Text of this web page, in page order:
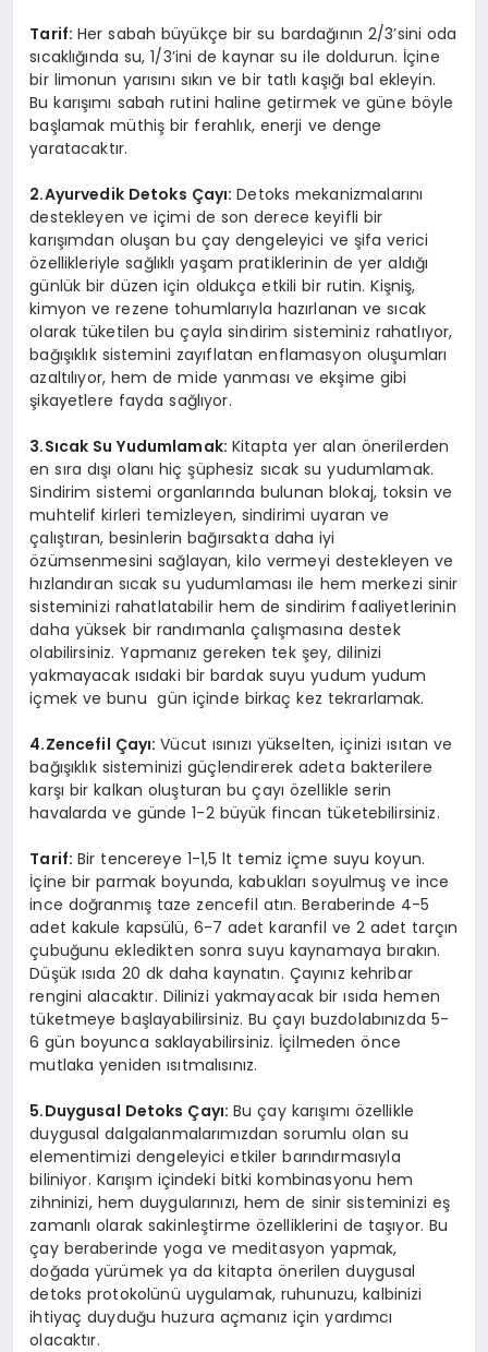
Tarif:Her sabah büyükçe bir su bardağının 2/3’sini oda
sıcaklığında su, 1/3’ini de kaynar su ile doldurun. İçine
bir limonun yarısını sıkın ve bir tatlı kaşığı bal ekleyin.
Bu karışımı sabah rutini haline getirmek ve güne böyle
başlamak müthiş bir ferahlık, enerji ve denge
yaratacaktır.
2.Ayurvedik Detoks Çayı:Detoks mekanizmalarını
destekleyen ve içimi de son derece keyifli bir
karışımdan oluşan bu çay dengeleyici ve şifa verici
özellikleriyle sağlıklı yaşam pratiklerinin de yer aldığı
günlük bir düzen için oldukça etkili bir rutin. Kişniş,
kimyon ve rezene tohumlarıyla hazırlanan ve sıcak
olarak tüketilen bu çayla sindirim sisteminiz rahatlıyor,
bağışıklık sistemini zayıflatan enflamasyon oluşumları
azaltılıyor, hem de mide yanması ve ekşime gibi
şikayetlere fayda sağlıyor.
3.Sıcak Su Yudumlamak: Kitapta yer alan önerilerden
en sıra dışı olanı hiç şüphesiz sıcak su yudumlamak.
Sindirim sistemi organlarında bulunan blokaj, toksin ve
muhtelif kirleri temizleyen, sindirimi uyaran ve
çalıştıran, besinlerin bağırsakta daha iyi
özümsenmesini sağlayan, kilo vermeyi destekleyen ve
hızlandıran sıcak su yudumlaması ile hem merkezi sinir
sisteminizi rahatlatabilir hem de sindirim faaliyetlerinin
daha yüksek bir randımanla çalışmasına destek
olabilirsiniz. Yapmanız gereken tek şey, dilinizi
yakmayacak ısıdaki bir bardak suyu yudum yudum
içmek ve bunu gün içinde birkaç kez tekrarlamak.
4.Zencefil Çayı:Vücut ısınızı yükselten, içinizi ısıtan ve
bağışıklık sisteminizi güçlendirerek adeta bakterilere
karşı bir kalkan oluşturan bu çayı özellikle serin
havalarda ve günde 1-2 büyük fincan tüketebilirsiniz.
Tarif:Bir tencereye 1-1,5 lt temiz içme suyu koyun.
İçine bir parmak boyunda, kabukları soyulmuş ve ince
ince doğranmış taze zencefil atın. Beraberinde 4-5
adet kakule kapsülü, 6-7 adet karanfil ve 2 adet tarçın
çubuğunu ekledikten sonra suyu kaynamaya bırakın.
Düşük ısıda 20 dk daha kaynatın. Çayınız kehribar
rengini alacaktır. Dilinizi yakmayacak bir ısıda hemen
tüketmeye başlayabilirsiniz. Bu çayı buzdolabınızda 5-
6 gün boyunca saklayabilirsiniz. İçilmeden önce
mutlaka yeniden ısıtmalısınız.
5.Duygusal Detoks Çayı:Bu çay karışımı özellikle
duygusal dalgalanmalarımızdan sorumlu olan su
elementimizi dengeleyici etkiler barındırmasıyla
biliniyor. Karışım içindeki bitki kombinasyonu hem
zihninizi, hem duygularınızı, hem de sinir sisteminizi eş
zamanlı olarak sakinleştirme özelliklerini de taşıyor. Bu
çay beraberinde yoga ve meditasyon yapmak,
doğada yürümek ya da kitapta önerilen duygusal
detoks protokolünü uygulamak, ruhunuzu, kalbinizi
ihtiyaç duyduğu huzura açmanız için yardımcı
olacaktır.